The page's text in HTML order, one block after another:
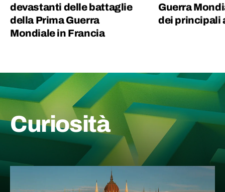
devastanti delle battaglie
della Prima Guerra
Mondiale in Francia
Guerra
dei principali
Curiosità